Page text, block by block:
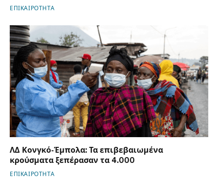
ΕΠΙΚΑΙΡΟΤΗΤΑ
ΛΔ Κονγκό-Έμπολα: Τα επιβεβαιωμένα
κρούσματα ξεπέρασαν τα 4.000
ΕΠΙΚΑΙΡΟΤΗΤΑ